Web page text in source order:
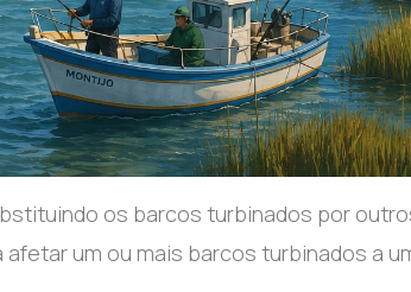
os barcos turbinados por
um ou mais barcos turbinados a